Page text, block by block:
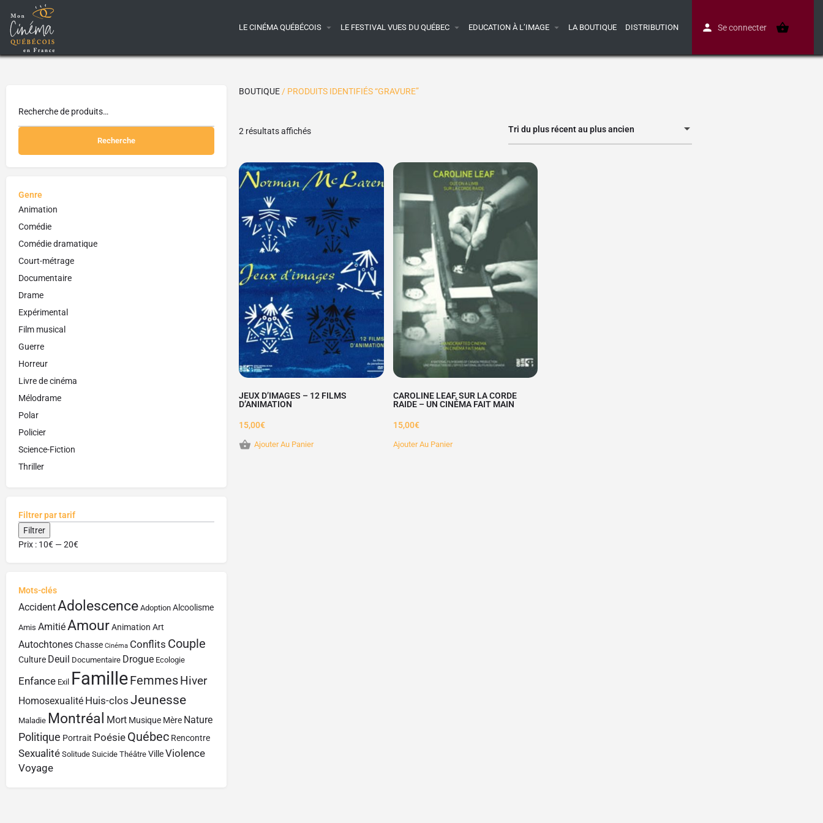
LE CINÉMA QUÉBÉCOIS LE FESTIVAL VUES DU QUÉBEC EDUCATION À L’IMAGE LA BOUTIQUE DISTRIBUTION Se connecter
Recherche
Genre
Animation
Comédie
Comédie dramatique
Court-métrage
Documentaire
Drame
Expérimental
Film musical
Guerre
Horreur
Livre de cinéma
Mélodrame
Polar
Policier
Science-Fiction
Thriller
Filtrer par tarif
Filtrer
Prix : 10€ —20€
Mots-clés
AccidentAdolescence Adoption Alcoolisme
Amis AmitiéAmourAnimation Art
AutochtonesChasse Cinéma Conflits Couple
Culture Deuil Documentaire Drogue Ecologie
Enfance Exil FamilleFemmesHiver
Homosexualité Huis-clos Jeunesse
Maladie Montréal Mort Musique Mère Nature
Politique Portrait Poésie Québec Rencontre
Sexualité Solitude Suicide Théâtre VilleViolence
Voyage
BOUTIQUE/ PRODUITS IDENTIFIÉS “GRAVURE”
2 résultats affichés Tri du plus récent au plus ancien
JEUX D’IMAGES – 12 FILMS
D’ANIMATION
15,00€
Ajouter Au Panier
CAROLINE LEAF, SUR LA CORDE
RAIDE – UN CINÉMA FAIT MAIN
15,00€
Ajouter Au Panier